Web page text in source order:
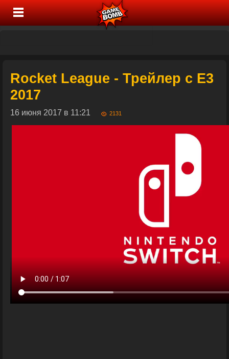
Rocket League - Трейлер с E3
2017
16 июня 2017 в 11:21 2131